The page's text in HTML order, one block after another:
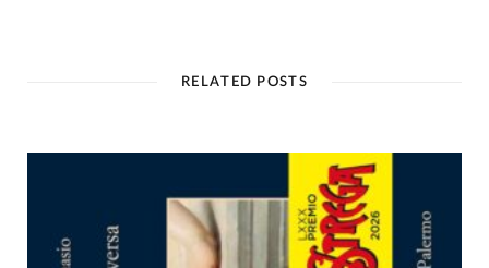
RELATED POSTS